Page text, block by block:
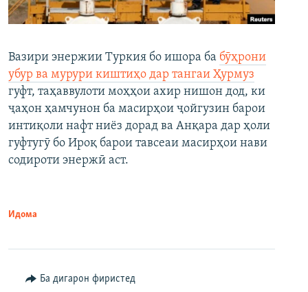
Вазири энержии Туркия бо ишора ба бӯҳрони
убур ва мурури киштиҳо дар тангаи Ҳурмуз
гуфт, таҳаввулоти моҳҳои ахир нишон дод, ки
ҷаҳон ҳамчунон ба масирҳои ҷойгузин барои
интиқоли нафт ниёз дорад ва Анқара дар ҳоли
гуфтугӯ бо Ироқ барои тавсеаи масирҳои нави
содироти энержӣ аст.
Идома
Ба дигарон фиристед